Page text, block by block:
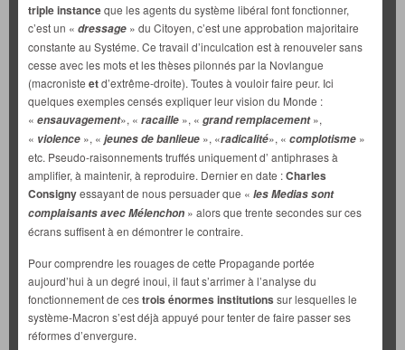
triple instanceque les agents du système libéral font fonctionner,
c’est un « dressage » du Citoyen, c’est une approbation majoritaire
constante au Systéme. Ce travail d’inculcation est à renouveler sans
cesse avec les mots et les thèses pilonnés par la Novlangue
(macroniste etd’extrême-droite). Toutes à vouloir faire peur. Ici
quelques exemples censés expliquer leur vision du Monde :
« ensauvagement», « racaille », « grand remplacement»,
« violence », « jeunes de banlieue », «radicalité», « complotisme »
etc. Pseudo-raisonnements truffés uniquement d’ antiphrases à
amplifier, à maintenir, à reproduire. Dernier en date :Charles
Consignyessayant de nous persuader que « les Medias sont
complaisants avec Mélenchon » alors que trente secondes sur ces
écrans suffisent à en démontrer le contraire.
Pour comprendre les rouages de cette Propagande portée
aujourd’hui à un degré inoui, il faut s’arrimer à l’analyse du
fonctionnement de cestrois énormes institutions sur lesquelles le
système-Macron s’est déjà appuyé pour tenter de faire passer ses
réformes d’envergure.